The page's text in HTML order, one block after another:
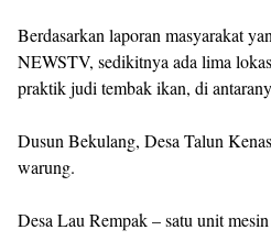
Berdasarkan laporan masyarakat
NEWSTV, sedikitnya ada lima
praktik judi tembak ikan, di
Dusun Bekulang, Desa Talun
warung.
Desa Lau Rempak – satu unit